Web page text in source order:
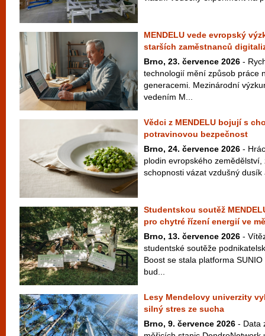
MENDELU vede evropský
starších zaměstnanců
Brno, 23. července 2026 -
technologií mění způsob práce
generacemi. Mezinárodní
vedením M...
Vědci z MENDELU bojují s
potravinovou bezpečnost
Brno, 24. července 2026 -
plodin evropského
schopnosti vázat vzdušný
Studentskou soutěž
pro chytré řízení energií ve
Brno, 13. července 2026 -
studentské soutěže
Boost se stala platforma
bud...
Lesy Mendelovy univerzity
silný stres ze sucha
Brno, 9. července 2026 - Data